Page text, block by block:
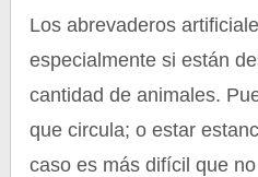
Los abrevaderos
especialmente si están
cantidad de animales.
que circula; o estar
caso es más difícil que